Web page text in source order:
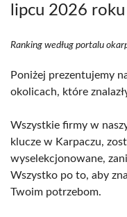
lipcu 2026 roku
Ranking według portalu
Poniżej prezentujemy
okolicach, które
Wszystkie firmy w
klucze w Karpaczu,
wyselekcjonowane,
Wszystko po to, aby
Twoim potrzebom.